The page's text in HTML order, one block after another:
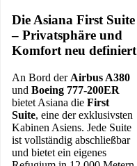
Die Asiana First Suite
– Privatsphäre und
Komfort neu definiert
An Bord der Airbus A380
und Boeing 777-200ER
bietet Asiana die First
Suite, eine der exklusivsten
Kabinen Asiens. Jede Suite
ist vollständig abschließbar
und bietet ein eigenes